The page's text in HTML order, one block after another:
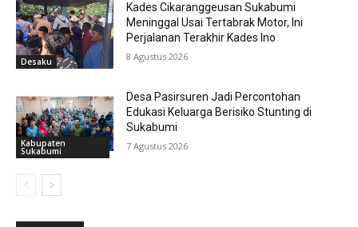
Desaku
Kades Cikaranggeusan Sukabumi
Meninggal Usai Tertabrak Motor, Ini
Perjalanan Terakhir Kades Ino
8 Agustus 2026
Kabupaten
Sukabumi
Desa Pasirsuren Jadi Percontohan
Edukasi Keluarga Berisiko Stunting di
Sukabumi
7 Agustus 2026